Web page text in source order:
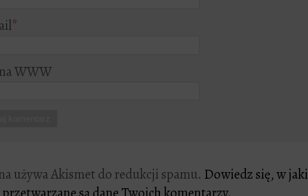
*
WWW
używa Akismet do redukcji spamu. Dowiedz się, w jaki